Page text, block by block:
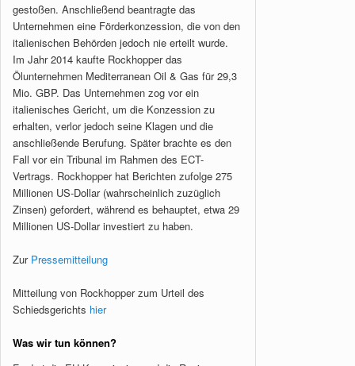
gestoßen. Anschließend beantragte das
Unternehmen eine Förderkonzession, die von den
italienischen Behörden jedoch nie erteilt wurde.
Im Jahr 2014 kaufte Rockhopper das
Ölunternehmen Mediterranean Oil & Gas für 29,3
Mio. GBP. Das Unternehmen zog vor ein
italienisches Gericht, um die Konzession zu
erhalten, verlor jedoch seine Klagen und die
anschließende Berufung. Später brachte es den
Fall vor ein Tribunal im Rahmen des ECT-
Vertrags. Rockhopper hat Berichten zufolge 275
Millionen US-Dollar (wahrscheinlich zuzüglich
Zinsen) gefordert, während es behauptet, etwa 29
Millionen US-Dollar investiert zu haben.
Zur Pressemitteilung
Mitteilung von Rockhopper zum Urteil des
Schiedsgerichts hier
Was wir tun können?